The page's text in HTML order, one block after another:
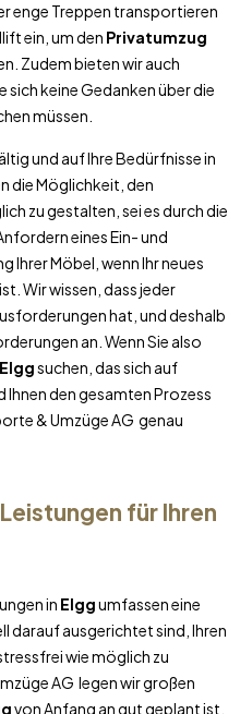
enge Treppen transportieren
ein, um den Privatumzug
Zudem bieten wir auch
sich keine Gedanken über die
müssen.
und auf Ihre Bedürfnisse in
die Möglichkeit, den
zu gestalten, sei es durch die
eines Ein- und
Ihrer Möbel, wenn Ihr neues
Wir wissen, dass jeder
hat, und deshalb
an. Wenn Sie also
Elggsuchen, das sich auf
Ihnen den gesamten Prozess
& Umzüge AG genau
für Ihren
in Elggumfassen eine
darauf ausgerichtet sind, Ihren
wie möglich zu
AG legen wir großen
von Anfang an gut geplant ist.